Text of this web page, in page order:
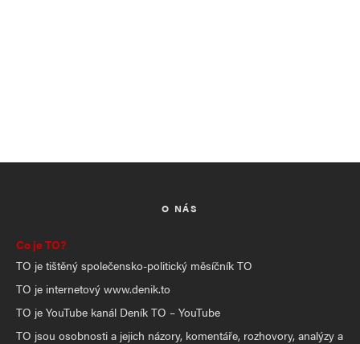
O NÁS
Co je TO?
TO je tištěný společensko-politický měsíčník TO
TO je internetový www.denik.to
TO je YouTube kanál Deník TO – YouTube
TO jsou osobnosti a jejich názory, komentáře, rozhovory, analýzy a